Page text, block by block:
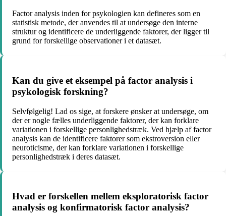
Factor analysis inden for psykologien kan defineres som en
statistisk metode, der anvendes til at undersøge den interne
struktur og identificere de underliggende faktorer, der ligger til
grund for forskellige observationer i et datasæt.
Kan du give et eksempel på factor analysis i
psykologisk forskning?
Selvfølgelig! Lad os sige, at forskere ønsker at undersøge, om
der er nogle fælles underliggende faktorer, der kan forklare
variationen i forskellige personlighedstræk. Ved hjælp af factor
analysis kan de identificere faktorer som ekstroversion eller
neuroticisme, der kan forklare variationen i forskellige
personlighedstræk i deres datasæt.
Hvad er forskellen mellem eksploratorisk factor
analysis og konfirmatorisk factor analysis?